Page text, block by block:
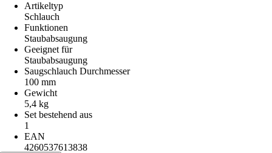
Artikeltyp
Schlauch
Funktionen
Staubabsaugung
Geeignet für
Staubabsaugung
Saugschlauch Durchmesser
100 mm
Gewicht
5,4 kg
Set bestehend aus
1
EAN
4260537613838